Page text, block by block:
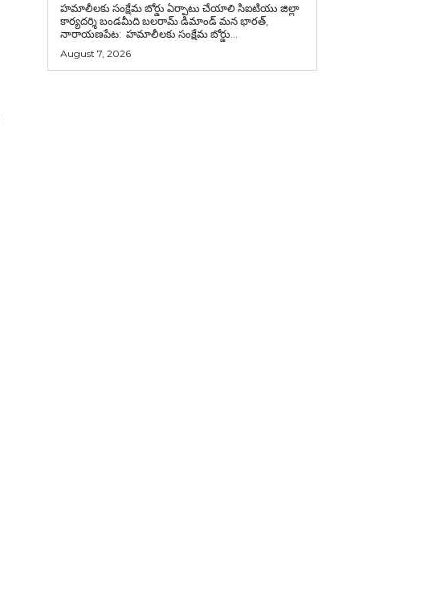
హమాలీలకు సంక్షేమ బోర్డు ఏర్పాటు చేయాలి సిఐటియు జిల్లా
కార్యదర్శి బండమీది బలరామ్ డిమాండ్ మన భారత్,
నారాయణపేట: హమాలీలకు సంక్షేమ బోర్డు...
August 7, 2026